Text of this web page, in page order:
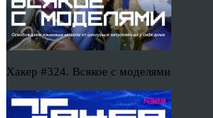
Хакер #324. Всякое с моделями